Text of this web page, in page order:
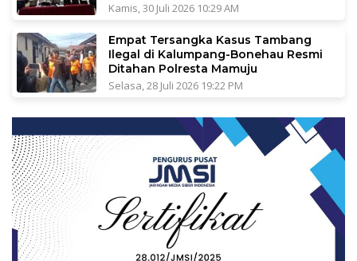
Kamis, 30 Juli 2026 10:29 AM
Empat Tersangka Kasus Tambang
Ilegal di Kalumpang-Bonehau Resmi
Ditahan Polresta Mamuju
Selasa, 28 Juli 2026 19:22 PM